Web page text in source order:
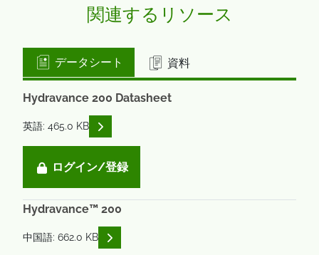
関連するリソース
データシート 資料
Hydravance 200 Datasheet
英語: 465.0 KB READ DESCRIPTIONS
ログイン/登録
Hydravance™ 200
中国語: 662.0 KB READ DESCRIPTIONS